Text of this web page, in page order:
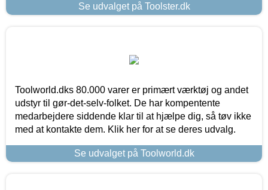
Se udvalget på Toolster.dk
Toolworld.dks 80.000 varer er primært værktøj og andet
udstyr til gør-det-selv-folket. De har kompentente
medarbejdere siddende klar til at hjælpe dig, så tøv ikke
med at kontakte dem. Klik her for at se deres udvalg.
Se udvalget på Toolworld.dk